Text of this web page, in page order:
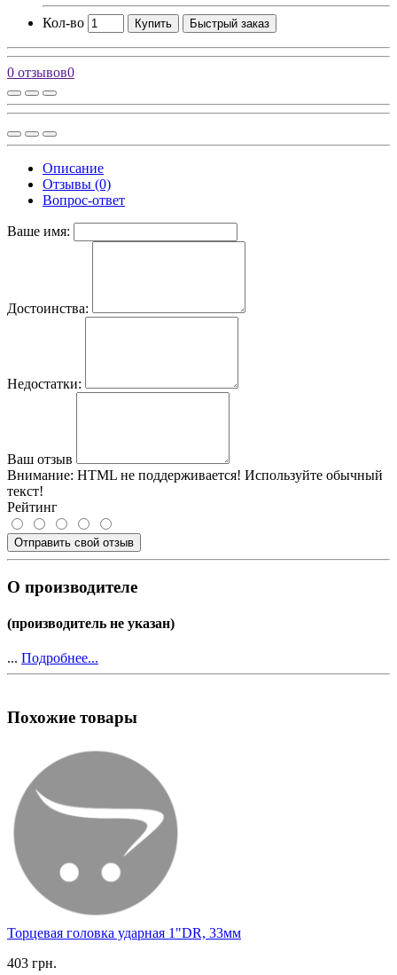
Кол-во Купить Быстрый заказ
0 отзывов0
Описание
Отзывы (0)
Вопрос-ответ
Ваше имя:
Достоинства:
Недостатки:
Ваш отзыв
Внимание: HTML не поддерживается! Используйте обычный
текст!
Рейтинг
Отправить свой отзыв
О производителе
(производитель не указан)
... Подробнее...
Похожие товары
Торцевая головка ударная 1"DR, 33мм
403 грн.